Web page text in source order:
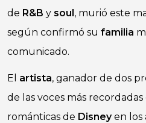
de R&B y soul, murió este
según confirmó su familia
comunicado.
El artista, ganador de dos
de las voces más recordadas
románticas de Disneyen los